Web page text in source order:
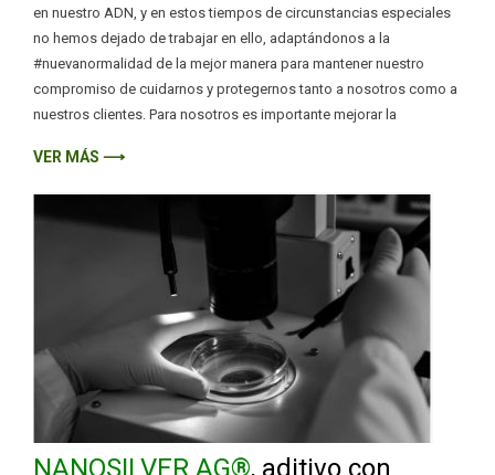
en nuestro ADN, y en estos tiempos de circunstancias especiales
no hemos dejado de trabajar en ello, adaptándonos a la
#nuevanormalidad de la mejor manera para mantener nuestro
compromiso de cuidarnos y protegernos tanto a nosotros como a
nuestros clientes. Para nosotros es importante mejorar la
VER MÁS ⟶
NANOSILVER AG®, aditivo con